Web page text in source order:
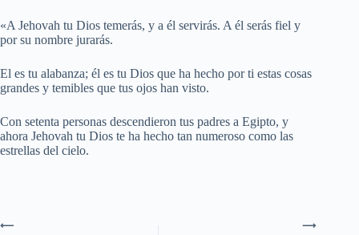
«A Jehovah tu Dios temerás, y a él servirás. A él serás fiel y
por su nombre jurarás.
El es tu alabanza; él es tu Dios que ha hecho por ti estas cosas
grandes y temibles que tus ojos han visto.
Con setenta personas descendieron tus padres a Egipto, y
ahora Jehovah tu Dios te ha hecho tan numeroso como las
estrellas del cielo.
⟶
⟵